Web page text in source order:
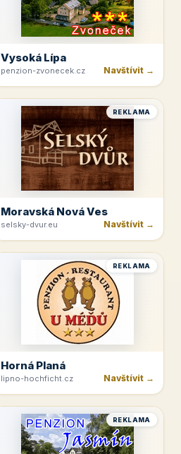
Vysoká Lípa
penzion-zvonecek.cz Navštívit →
REKLAMA
Moravská Nová Ves
selsky-dvur.eu Navštívit →
REKLAMA
Horná Planá
lipno-hochficht.cz Navštívit →
REKLAMA